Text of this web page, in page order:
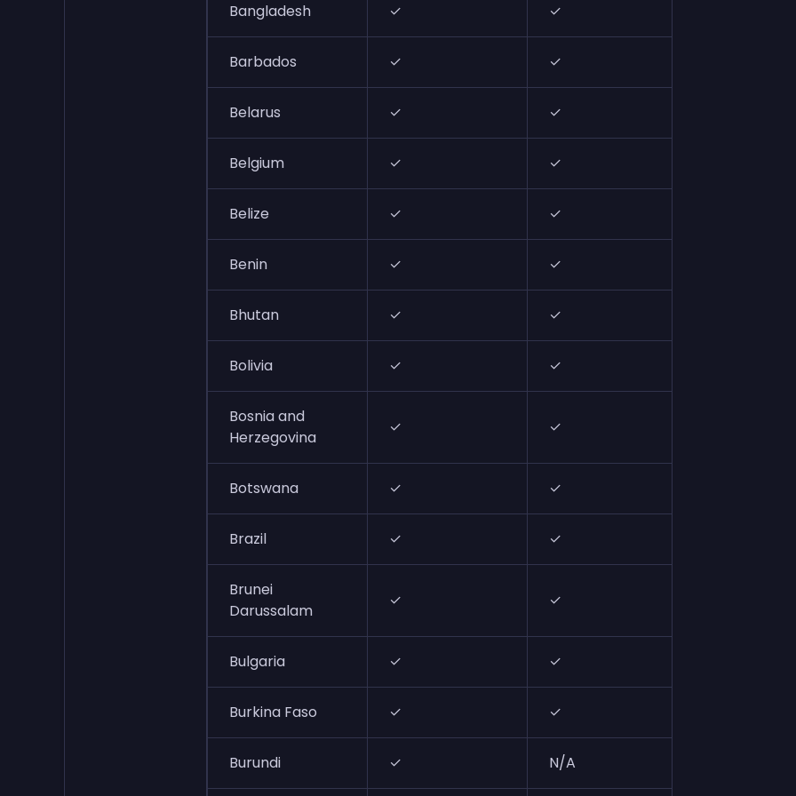
Bangladesh ✓ ✓
Barbados ✓ ✓
Belarus ✓ ✓
Belgium ✓ ✓
Belize ✓ ✓
Benin ✓ ✓
Bhutan ✓ ✓
Bolivia ✓ ✓
Bosnia and
Herzegovina
✓ ✓
Botswana ✓ ✓
Brazil ✓ ✓
Brunei
Darussalam
✓ ✓
Bulgaria ✓ ✓
Burkina Faso ✓ ✓
Burundi ✓ N/A